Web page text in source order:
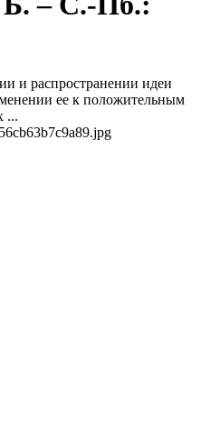
и распространении идеи
ее к положительным
...